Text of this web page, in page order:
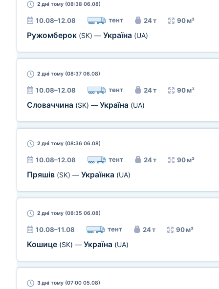
2 дні тому (08:38 06.08)
10.08–12.08 тент 24 т 90 м³
Ружомберок (SK) — Україна (UA)
2 дні тому (08:37 06.08)
10.08–12.08 тент 24 т 90 м³
Словаччина (SK) — Україна (UA)
2 дні тому (08:36 06.08)
10.08–12.08 тент 24 т 90 м³
Пряшів (SK) — Українка (UA)
2 дні тому (08:35 06.08)
10.08–11.08 тент 24 т 90 м³
Кошице (SK) — Україна (UA)
3 дні тому (07:00 05.08)